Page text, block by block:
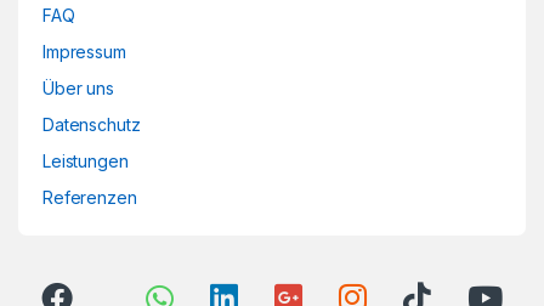
FAQ
Impressum
Über uns
Datenschutz
Leistungen
Referenzen